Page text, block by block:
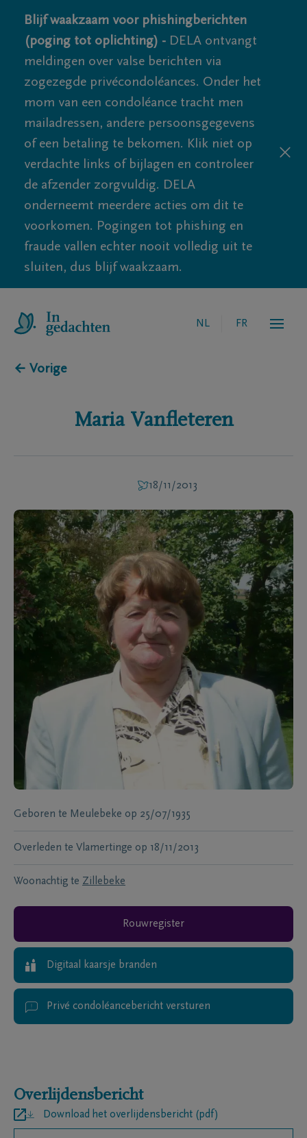
Blijf waakzaam voor phishingberichten
(poging tot oplichting) - DELA ontvangt
meldingen over valse berichten via
zogezegde privécondoléances. Onder het
mom van een condoléance tracht men
mailadressen, andere persoonsgegevens
of een betaling te bekomen. Klik niet op
verdachte links of bijlagen en controleer
de afzender zorgvuldig. DELA
onderneemt meerdere acties om dit te
voorkomen. Pogingen tot phishing en
fraude vallen echter nooit volledig uit te
sluiten, dus blijf waakzaam.
NL FR
← Vorige
Maria Vanfleteren
18/11/2013
Geboren te Meulebeke op 25/07/1935
Overleden te Vlamertinge op 18/11/2013
Woonachtig te Zillebeke
Rouwregister
Digitaal kaarsje branden
Privé condoléancebericht versturen
Overlijdensbericht
Download het overlijdensbericht (pdf)